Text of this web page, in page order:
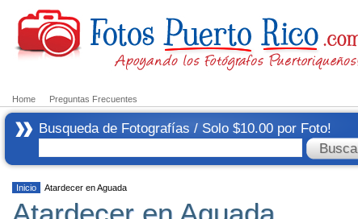
Home Preguntas Frecuentes
Busqueda de Fotografías / Solo $10.00 por Foto!
Inicio Atardecer en Aguada